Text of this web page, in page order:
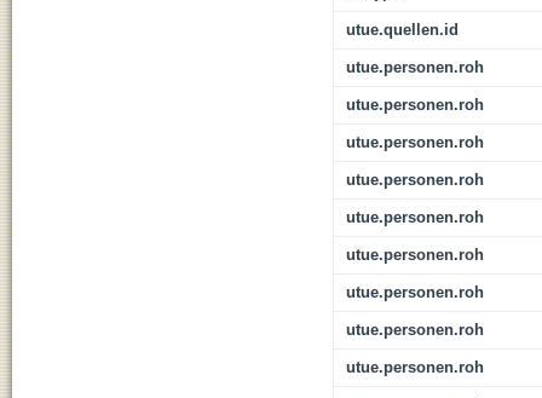
utue.quellen.id
utue.personen.roh
utue.personen.roh
utue.personen.roh
utue.personen.roh
utue.personen.roh
utue.personen.roh
utue.personen.roh
utue.personen.roh
utue.personen.roh